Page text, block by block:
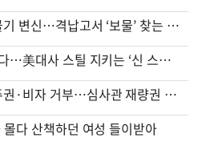
74m짜리 보잉777, 화물기 변신…격납고서 ‘보물’ 찾는 인천공항
넷플 ‘외교관’ 현실판 떴다…美대사 스틸 지키는 ‘신 스틸러’
서류 하나만 빠져도 영주권·비자 거부…심사관 재량권 대폭 확대
다 산책하던 여성 들이받아